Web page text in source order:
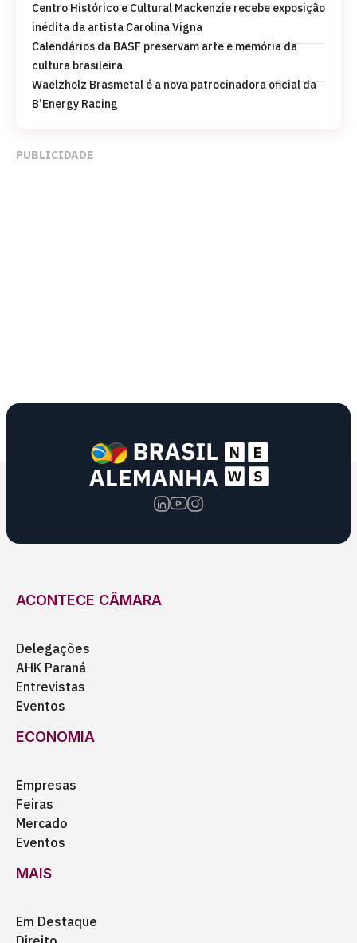
Centro Histórico e Cultural Mackenzie recebe exposição
inédita da artista Carolina Vigna
Calendários da BASF preservam arte e memória da
cultura brasileira
Waelzholz Brasmetal é a nova patrocinadora oficial da
B’Energy Racing
PUBLICIDADE
ACONTECE CÂMARA
Delegações
AHK Paraná
Entrevistas
Eventos
ECONOMIA
Empresas
Feiras
Mercado
Eventos
MAIS
Em Destaque